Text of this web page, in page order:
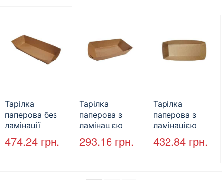
Тарілка
паперова без
ламінації
270*110*47мм
“Човник”
474.24 грн.
Тарілка
паперова з
ламінацією
143*85*40мм
“Човник”
293.16 грн.
Тарілка
паперова з
ламінацією
200*120*45мм
“Човник”
432.84 грн.